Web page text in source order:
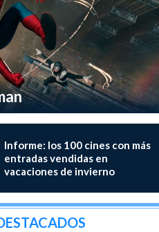
Informe: los 100 cines con más
entradas vendidas en
vacaciones de invierno